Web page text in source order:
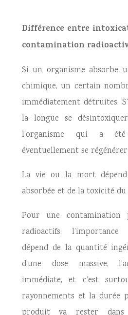
Différence entre
contamination
Si un organisme absorbe
chimique, un certain
immédiatement détruites.
la longue se
l’organisme qui a
éventuellement se
La vie ou la mort
absorbée et de la toxicité du
Pour une contamination
radioactifs,
dépend de la quantité
d’une dose massive,
immédiate, et c’est
rayonnements et la durée
produit va rester dans